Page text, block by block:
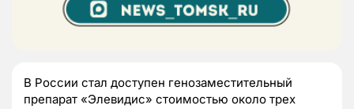
В России стал доступен генозаместительный
препарат «Элевидис» стоимостью около трех